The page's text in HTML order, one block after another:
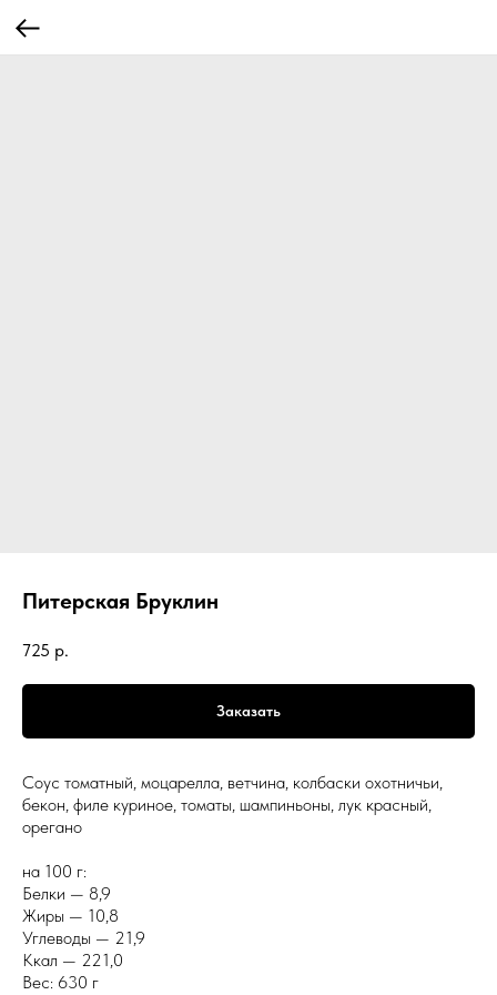
Питерская Бруклин
725 р.
Заказать
Соус томатный, моцарелла, ветчина, колбаски охотничьи,
бекон, филе куриное, томаты, шампиньоны, лук красный,
орегано
на 100 г:
Белки — 8,9
Жиры — 10,8
Углеводы — 21,9
Ккал — 221,0
Вес: 630 г